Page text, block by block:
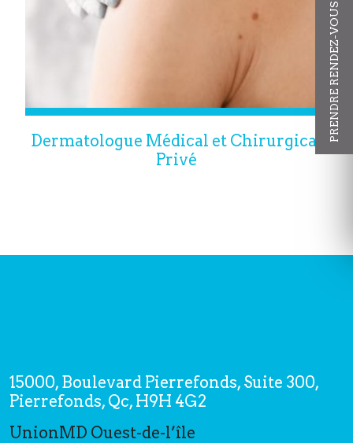
Dermatologue Médical et Chirurgical
Privé
15000, Boulevard Pierrefonds, Suite 300,
Pierrefonds, Qc, H9H 4G2
UnionMD Ouest-de-l’île
PRENDRE RENDEZ-VOUS